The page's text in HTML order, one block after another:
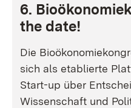
6.
the date!
Die
sich als etablierte
Start-up über
Wissenschaft und